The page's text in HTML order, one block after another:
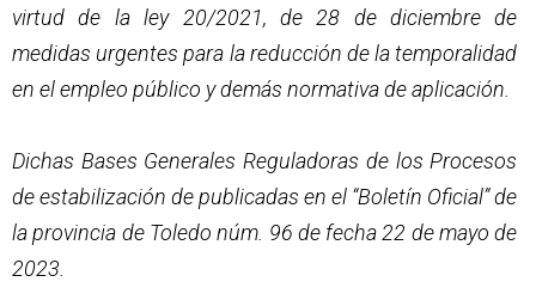
virtud de la ley 20/2021, de 28 de diciembre de
medidas urgentes para la reducción de la temporalidad
en el empleo público y demás normativa de aplicación.
Dichas Bases Generales Reguladoras de los Procesos
de estabilización de publicadas en el “Boletín Oficial” de
la provincia de Toledo núm. 96 de fecha 22 de mayo de
2023.